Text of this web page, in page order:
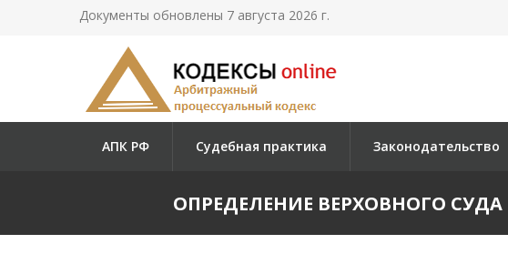
Документы обновлены 7 августа 2026 г.
АПК РФ Судебная практика Законодательство
ОПРЕДЕЛЕНИЕ ВЕРХОВНОГО СУДА